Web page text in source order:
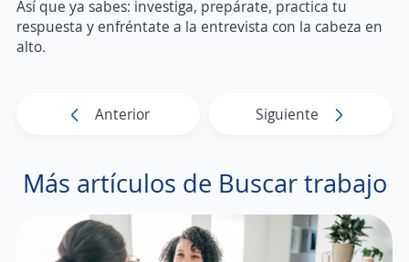
Así que ya sabes: investiga, prepárate, practica tu
respuesta y enfréntate a la entrevista con la cabeza en
alto.
Anterior Siguiente
Más artículos de Buscar trabajo